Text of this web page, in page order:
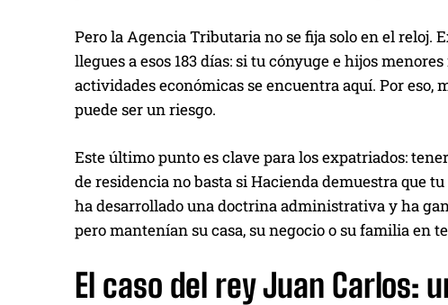
Pero la Agencia Tributaria no se fija solo en el reloj.
llegues a esos 183 días: si tu cónyuge e hijos
actividades económicas se encuentra aquí. Por
puede ser un riesgo.
Este último punto es clave para los expatriados:
de residencia no basta si Hacienda demuestra que
ha desarrollado una doctrina administrativa y ha
pero mantenían su casa, su negocio o su familia en
El caso del rey Juan Carlos: